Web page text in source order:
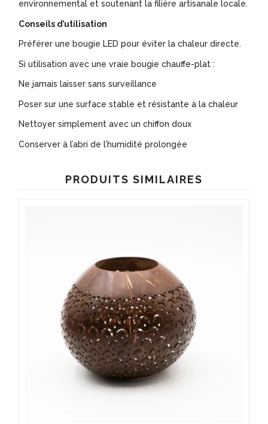
environnemental et soutenant la filière artisanale locale.
Conseils d’utilisation
Préférer une bougie LED pour éviter la chaleur directe.
Si utilisation avec une vraie bougie chauffe-plat :
Ne jamais laisser sans surveillance
Poser sur une surface stable et résistante à la chaleur
Nettoyer simplement avec un chiffon doux
Conserver à l’abri de l’humidité prolongée
PRODUITS SIMILAIRES